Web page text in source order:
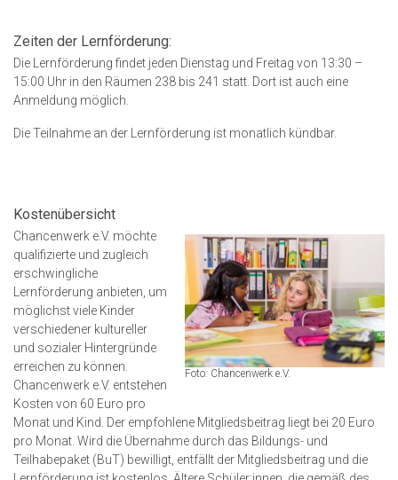
Zeiten der Lernförderung:
Die Lernförderung findet jeden Dienstag und Freitag von 13:30 –
15:00 Uhr in den Räumen 238 bis 241 statt. Dort ist auch eine
Anmeldung möglich.
Die Teilnahme an der Lernförderung ist monatlich kündbar.
Kostenübersicht
Foto: Chancenwerk e.V.
Chancenwerk e.V. möchte
qualifizierte und zugleich
erschwingliche
Lernförderung anbieten, um
möglichst viele Kinder
verschiedener kultureller
und sozialer Hintergründe
erreichen zu können.
Chancenwerk e.V. entstehen
Kosten von 60 Euro pro
Monat und Kind. Der empfohlene Mitgliedsbeitrag liegt bei 20 Euro
pro Monat. Wird die Übernahme durch das Bildungs- und
Teilhabepaket (BuT) bewilligt, entfällt der Mitgliedsbeitrag und die